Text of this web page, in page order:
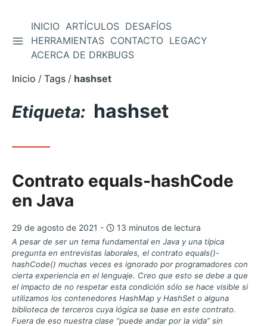
Saltar
contenido
ALTERNAR BARRA LATERAL
INICIO ARTÍCULOS DESAFÍOS
HERRAMIENTAS CONTACTO LEGACY
ACERCA DE DRKBUGS
Inicio
Tags hashset
Etiqueta: hashset
Contrato equals-hashCode
en Java
29 de agosto de 2021 - 13 minutos de lectura
A pesar de ser un tema fundamental en Java y una típica
pregunta en entrevistas laborales, el contrato equals()-
hashCode() muchas veces es ignorado por programadores con
cierta experiencia en el lenguaje. Creo que esto se debe a que
el impacto de no respetar esta condición sólo se hace visible si
utilizamos los contenedores HashMap y HashSet o alguna
biblioteca de terceros cuya lógica se base en este contrato.
Fuera de eso nuestra clase “puede andar por la vida” sin